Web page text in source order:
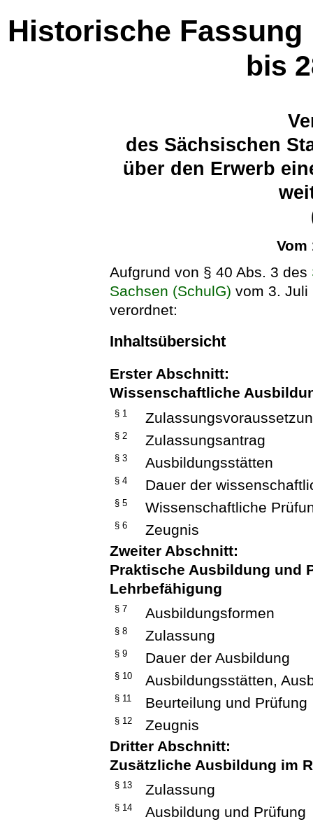
Historische Fassung
bis
des Sächsischen
über den Erwerb
Vom
Aufgrund von § 40 Abs. 3 des
Sachsen (SchulG) vom 3. Juli
verordnet:
Inhaltsübersicht
Erster Abschnitt:
Wissenschaftliche
§ 1
§ 2 Zulassungsantrag
§ 3 Ausbildungsstätten
§ 4 Dauer der
§ 5 Wissenschaftliche
§ 6
Zeugnis
Zweiter Abschnitt:
Praktische Ausbildung und
Lehrbefähigung
§ 7 Ausbildungsformen
§ 8 Zulassung
§ 9 Dauer der Ausbildung
§ 10 Ausbildungsstätten,
§ 11 Beurteilung und Prüfung
§ 12
Zeugnis
Dritter Abschnitt:
Zusätzliche Ausbildung im
§ 13 Zulassung
§ 14 Ausbildung und Prüfung